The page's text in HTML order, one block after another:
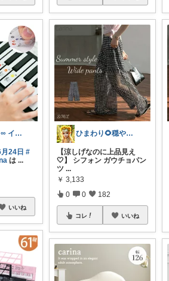
こより ｜ ∞ イヤイライケレ ∞
24日 #
は ...
いいね
ひまわり🌻穏やかな暮らし
【涼しげなのに上品見え
🤍】 シフォン ガウチョパン
ツ...
￥ 3,133
0 0 182
コレ いいね